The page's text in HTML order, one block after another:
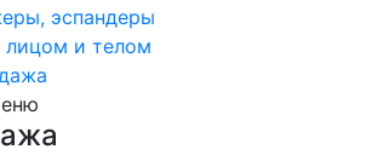
эспандеры
лицом и телом